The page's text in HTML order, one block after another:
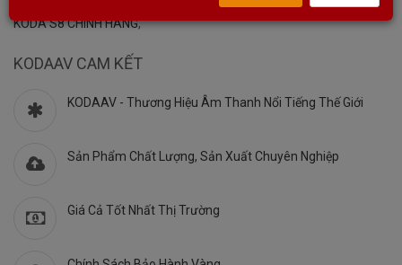
KODA S8 CHÍNH HÃNG,
KODAAV CAM KẾT
KODAAV - Thương Hiệu Âm Thanh Nổi Tiếng Thế Giới
Sản Phẩm Chất Lượng, Sản Xuất Chuyên Nghiệp
Giá Cả Tốt Nhất Thị Trường